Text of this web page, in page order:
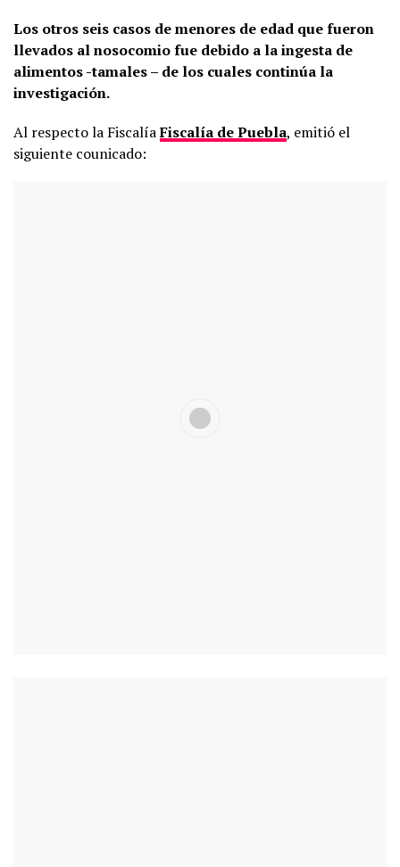
Los otros seis casos de menores de edad que fueron
llevados al nosocomio fue debido a la ingesta de
alimentos -tamales – de los cuales continúa la
investigación.
Al respecto la FiscalíaFiscalía de Puebla, emitió el
siguiente counicado: